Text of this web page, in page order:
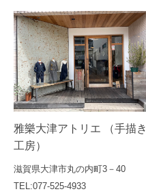
雅樂大津アトリエ （手描き
工房）
滋賀県大津市丸の内町3－40
TEL:077-525-4933